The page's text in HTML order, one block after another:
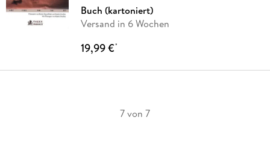
Buch (kartoniert)
Versand in 6 Wochen
19,99 €*
7 von 7